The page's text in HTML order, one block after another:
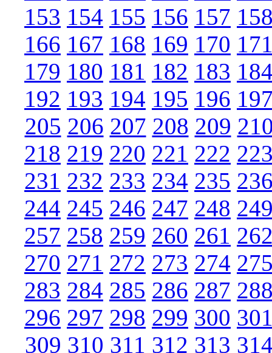
153 154 155 156 157
166 167 168 169 170
179 180 181 182 183
192 193 194 195 196
205 206 207 208 209
218 219 220 221 222
231 232 233 234 235
244 245 246 247 248
257 258 259 260 261
270 271 272 273 274
283 284 285 286 287
296 297 298 299 300
309 310 311 312 313